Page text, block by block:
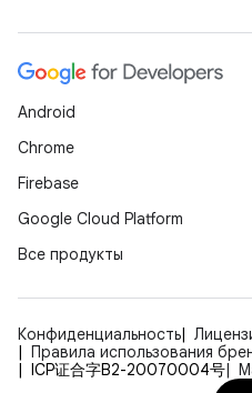
Android
Chrome
Firebase
Google Cloud Platform
Все продукты
Конфиденциальность
Правила использования
ICP证合字B2-20070004号